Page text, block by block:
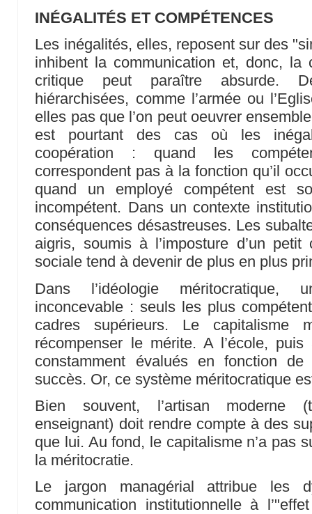
INÉGALITÉS ET COMPÉTENCES
Les inégalités, elles, reposent sur des
inhibent la communication et, donc, la
critique peut paraître absurde.
hiérarchisées, comme l’armée ou
elles pas que l’on peut oeuvrer
est pourtant des cas où les
coopération : quand les
correspondent pas à la fonction qu’il
quand un employé compétent est
incompétent. Dans un contexte
conséquences désastreuses. Les
aigris, soumis à l’imposture d’un
sociale tend à devenir de plus en plus
Dans l’idéologie
inconcevable : seuls les plus
cadres supérieurs. Le
récompenser le mérite. A l’école,
constamment évalués en fonction
succès. Or, ce système méritocratique
Bien souvent, l’artisan moderne
enseignant) doit rendre compte à des
que lui. Au fond, le capitalisme n’a pas
la méritocratie.
Le jargon managérial attribue les
communication institutionnelle à